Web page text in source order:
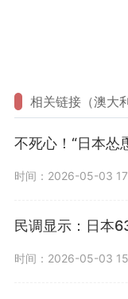
相关链接（澳大
不死心！“日本怂
时间：2026-05-03
民调显示：日本
时间：2026-05-03